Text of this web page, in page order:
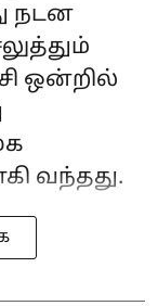
நடன
ஒன்றில்
வந்தது.